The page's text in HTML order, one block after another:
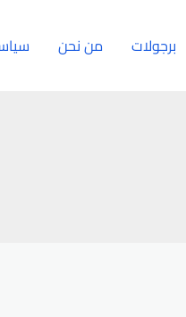
برجولات من نحن